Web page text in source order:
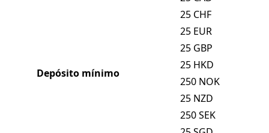
Depósito mínimo
25 CHF
25 EUR
25 GBP
25 HKD
250 NOK
25 NZD
250 SEK